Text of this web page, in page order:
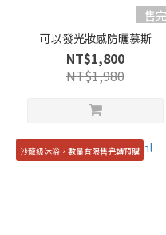
售完
可以發光妝感防曬慕斯
NT$1,800
NT$1,980
沙龍級沐浴，數量有限售完轉預購